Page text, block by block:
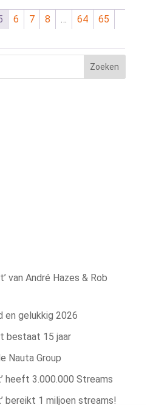
6 7 8 … 64
65
van André Hazes & Rob
en gelukkig 2026
bestaat 15 jaar
Nauta Group
heeft 3.000.000 Streams
bereikt 1 miljoen streams!